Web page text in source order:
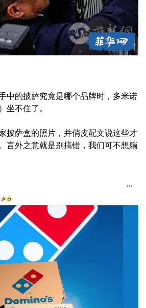
中的披萨究竟是哪个品牌时，多米诺
坐不住了。
披萨盒的照片，并俏皮配文说这些才
言外之意就是别搞错，我们可不想躺